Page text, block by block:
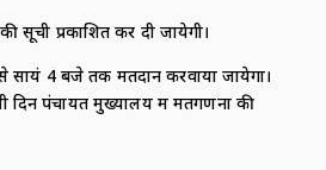
सूची प्रकाशित कर दी जायेगी।
4 बजे तक मतदान करवाया जायेगा।
दिन पंचायत मुख्यालय में मतगणना की